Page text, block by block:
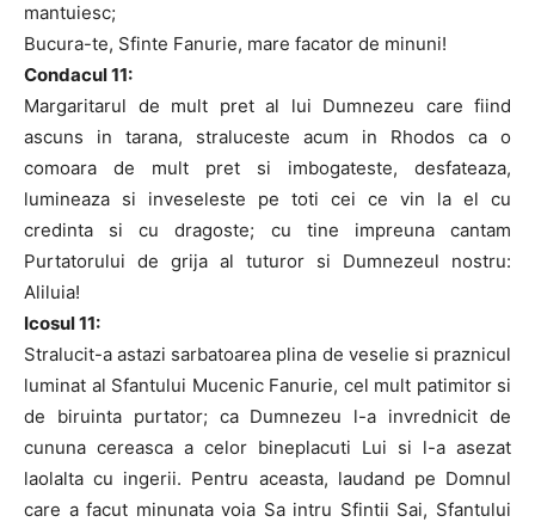
mantuiesc;
Bucura-te, Sfinte Fanurie, mare facator de minuni!
Condacul 11:
Margaritarul de mult pret al lui Dumnezeu care fiind
ascuns in tarana, straluceste acum in Rhodos ca o
comoara de mult pret si imbogateste, desfateaza,
lumineaza si inveseleste pe toti cei ce vin la el cu
credinta si cu dragoste; cu tine impreuna cantam
Purtatorului de grija al tuturor si Dumnezeul nostru:
Aliluia!
Icosul 11:
Stralucit-a astazi sarbatoarea plina de veselie si praznicul
luminat al Sfantului Mucenic Fanurie, cel mult patimitor si
de biruinta purtator; ca Dumnezeu l-a invrednicit de
cununa cereasca a celor bineplacuti Lui si l-a asezat
laolalta cu ingerii. Pentru aceasta, laudand pe Domnul
care a facut minunata voia Sa intru Sfintii Sai, Sfantului